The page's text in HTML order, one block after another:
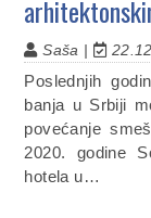
Saša |
Poslednjih
banja u Srbiji
povećanje
2020. godine
hotela u…